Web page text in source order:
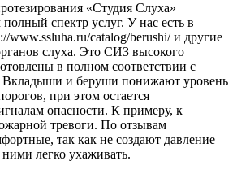
«Студия Слуха»
спектр услуг. У нас есть в
www.ssluha.ru/catalog/berushi/ и другие
слуха. Это СИЗ высокого
в полном соответствии с
и беруши понижают уровень
при этом остается
опасности. К примеру, к
тревоги. По отзывам
так как не создают давление
легко ухаживать.